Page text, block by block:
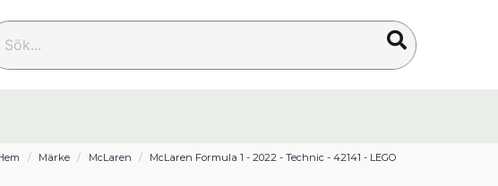
Märke McLaren McLaren Formula 1 - 2022 - Technic - 42141 - LEGO